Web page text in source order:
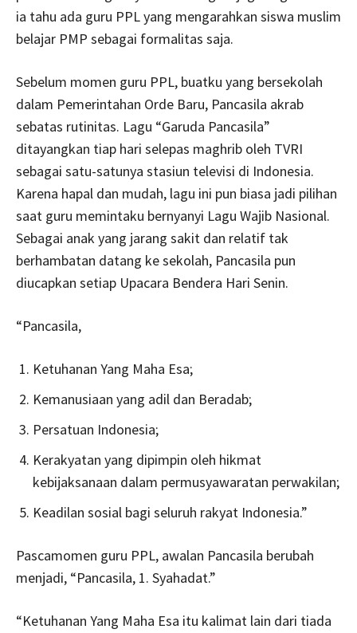
ia tahu ada guru PPL yang mengarahkan siswa muslim
belajar PMP sebagai formalitas saja.
Sebelum momen guru PPL, buatku yang bersekolah
dalam Pemerintahan Orde Baru, Pancasila akrab
sebatas rutinitas. Lagu “Garuda Pancasila”
ditayangkan tiap hari selepas maghrib oleh TVRI
sebagai satu-satunya stasiun televisi di Indonesia.
Karena hapal dan mudah, lagu ini pun biasa jadi pilihan
saat guru memintaku bernyanyi Lagu Wajib Nasional.
Sebagai anak yang jarang sakit dan relatif tak
berhambatan datang ke sekolah, Pancasila pun
diucapkan setiap Upacara Bendera Hari Senin.
“Pancasila,
Ketuhanan Yang Maha Esa;
Kemanusiaan yang adil dan Beradab;
Persatuan Indonesia;
Kerakyatan yang dipimpin oleh hikmat
kebijaksanaan dalam permusyawaratan perwakilan;
Keadilan sosial bagi seluruh rakyat Indonesia.”
Pascamomen guru PPL, awalan Pancasila berubah
menjadi, “Pancasila, 1. Syahadat.”
“Ketuhanan Yang Maha Esa itu kalimat lain dari tiada